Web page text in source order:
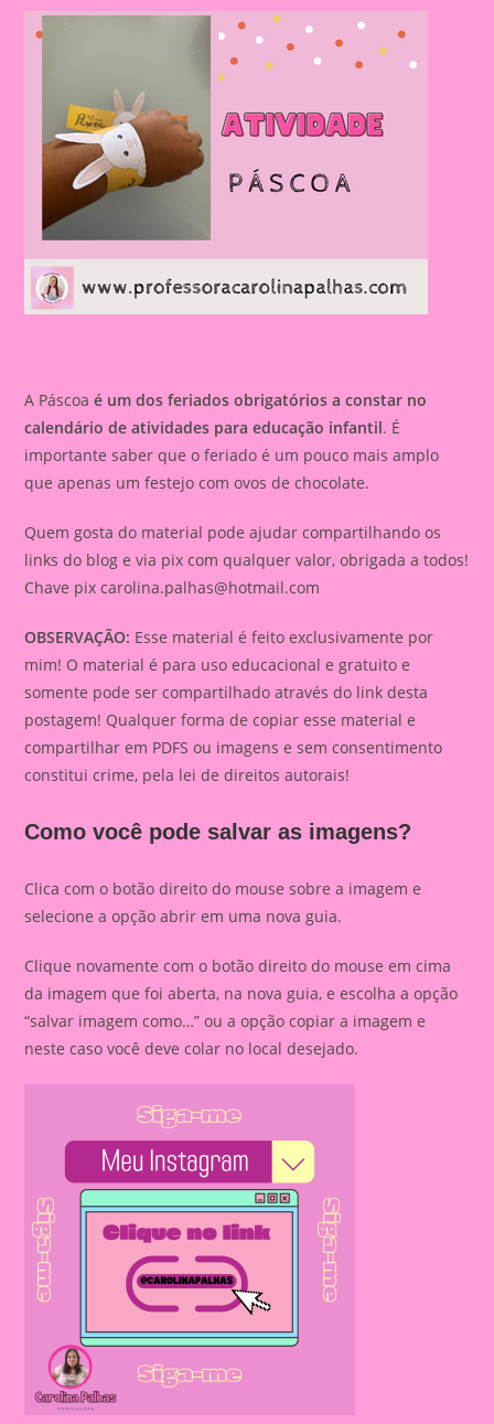
A Páscoaé um dos feriados obrigatórios a constar no
calendário de atividades para educação infantil. É
importante saber que o feriado é um pouco mais amplo
que apenas um festejo com ovos de chocolate.
Quem gosta do material pode ajudar compartilhando os
links do blog e via pix com qualquer valor, obrigada a todos!
Chave pixcarolina.palhas@hotmail.com
OBSERVAÇÃO: Esse material é feito exclusivamente por
mim! O material é para uso educacional e gratuito e
somente pode ser compartilhado através do link desta
postagem! Qualquer forma de copiar esse material e
compartilhar em PDFS ou imagens e sem consentimento
constitui crime, pela lei de direitos autorais!
Como você pode salvar as imagens?
Clica com o botão direito do mouse sobre a imagem e
selecione a opção abrir em uma nova guia.
Clique novamente com o botão direito do mouse em cima
da imagem que foi aberta, na nova guia, e escolha a opção
“salvar imagem como…” ou a opção copiar a imagem e
neste caso você deve colar no local desejado.